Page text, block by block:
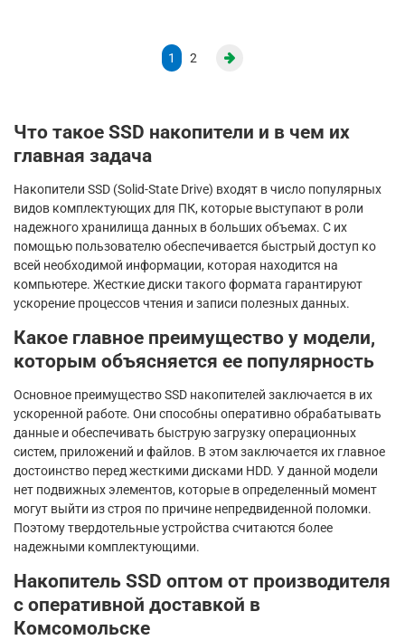
1 2
Что такое SSD накопители и в чем их
главная задача
Накопители SSD (Solid-State Drive) входят в число популярных
видов комплектующих для ПК, которые выступают в роли
надежного хранилища данных в больших объемах. С их
помощью пользователю обеспечивается быстрый доступ ко
всей необходимой информации, которая находится на
компьютере. Жесткие диски такого формата гарантируют
ускорение процессов чтения и записи полезных данных.
Какое главное преимущество у модели,
которым объясняется ее популярность
Основное преимущество SSD накопителей заключается в их
ускоренной работе. Они способны оперативно обрабатывать
данные и обеспечивать быструю загрузку операционных
систем, приложений и файлов. В этом заключается их главное
достоинство перед жесткими дисками HDD. У данной модели
нет подвижных элементов, которые в определенный момент
могут выйти из строя по причине непредвиденной поломки.
Поэтому твердотельные устройства считаются более
надежными комплектующими.
Накопитель SSD оптом от производителя
с оперативной доставкой в
Комсомольске